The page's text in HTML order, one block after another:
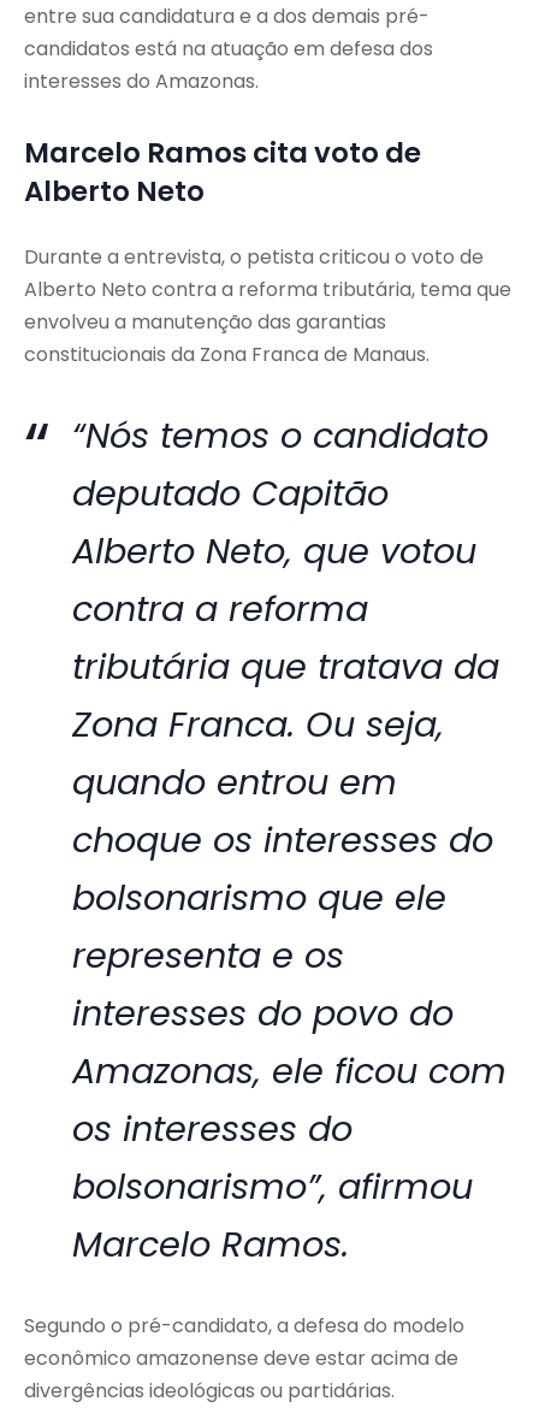
entre sua candidatura e a dos demais pré-
candidatos está na atuação em defesa dos
interesses do Amazonas.
Marcelo Ramos cita voto de
Alberto Neto
Durante a entrevista, o petista criticou o voto de
Alberto Neto contra a reforma tributária, tema que
envolveu a manutenção das garantias
constitucionais da Zona Franca de Manaus.
“Nós temos o candidato
deputado Capitão
Alberto Neto, que votou
contra a reforma
tributária que tratava da
Zona Franca. Ou seja,
quando entrou em
choque os interesses do
bolsonarismo que ele
representa e os
interesses do povo do
Amazonas, ele ficou com
os interesses do
bolsonarismo”, afirmou
Marcelo Ramos.
Segundo o pré-candidato, a defesa do modelo
econômico amazonense deve estar acima de
divergências ideológicas ou partidárias.